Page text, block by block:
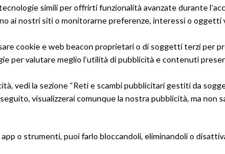
simili per offrirti funzionalità avanzate durante
ai nostri siti o monitorarne preferenze, interessi o oggetti
cookie e web beacon proprietari o di soggetti terzi per
per valutare meglio l’utilità di pubblicità e contenuti
vedi la sezione “Reti e scambi pubblicitari gestiti da
visualizzerai comunque la nostra pubblicità, ma non
o strumenti, puoi farlo bloccandoli, eliminandoli o